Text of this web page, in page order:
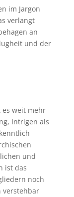
im Jargon
verlangt
an
und der
weit mehr
Intrigen als
und
ist das
noch
verstehbar